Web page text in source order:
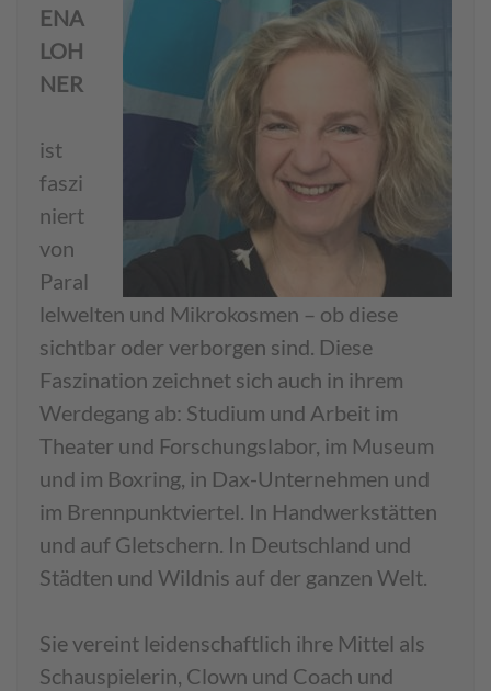
ENA
LOH
NER
ist
faszi
niert
von
Paral
lelwelten und Mikrokosmen – ob diese
sichtbar oder verborgen sind. Diese
Faszination zeichnet sich auch in ihrem
Werdegang ab: Studium und Arbeit im
Theater und Forschungslabor, im Museum
und im Boxring, in Dax-Unternehmen und
im Brennpunktviertel. In Handwerkstätten
und auf Gletschern. In Deutschland und
Städten und Wildnis auf der ganzen Welt.
Sie vereint leidenschaftlich ihre Mittel als
Schauspielerin, Clown und Coach und